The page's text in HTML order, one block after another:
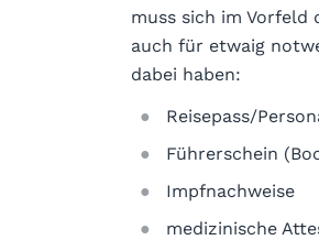
muss sich im Vorfeld
auch für etwaig
dabei haben:
Reisepass/
Führerschein
Impfnachweise
medizinische